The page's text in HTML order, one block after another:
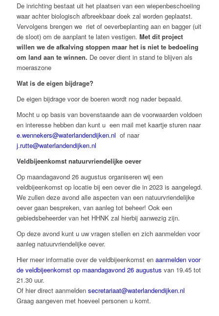
De inrichting bestaat uit het plaatsen van een wiepenbeschoeiing
waar achter biologisch afbreekbaar doek zal worden geplaatst.
Vervolgens brengen we riet of oeverbeplanting aan en bagger (uit
de sloot) om de aanplant te laten vestigen. Met dit project
willen we de afkalving stoppen maar het is niet te bedoeling
om land aan te winnen. De oever dient in stand te blijven als
moeraszone
Wat is de eigen bijdrage?
De eigen bijdrage voor de boeren wordt nog nader bepaald.
Mocht u op basis van bovenstaande aan de voorwaarden voldoen
en interesse hebben dan kunt u een mail met kaartje sturen naar
e.wennekers@waterlandendijken.nl of naar
j.rutte@waterlandendijken.nl
Veldbijeenkomst natuurvriendelijke oever
Op maandagavond 26 augustus organiseren wij een
veldbijeenkomst op locatie bij een oever die in 2023 is aangelegd.
We zullen deze avond alle aspecten van een natuurvriendelijke
oever gaan bespreken, van aanleg tot beheer! Ook een
gebiedsbeheerder van het HHNK zal hierbij aanwezig zijn.
Op deze avond kunt u uw vragen stellen en zich aanmelden voor
aanleg natuurvriendelijke oever.
Hier meer informatie over de veldbijeenkomst en aanmelden voor
de veldbijeenkomst op maandagavond 26 augustus van 19.45 tot
21.30 uur.
Of hier direct aanmelden secretariaat@waterlandendijken.nl
Graag aangeven met hoeveel personen u komt.